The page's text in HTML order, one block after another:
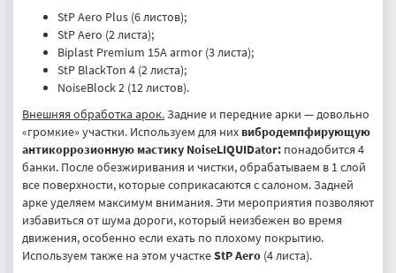
StP Aero Plus (6 листов);
StP Aero (2 листа);
Biplast Premium 15A armor (3 листа);
StP BlackTon 4 (2 листа);
NoiseBlock 2 (12 листов).
Внешняя обработка арок.Задние и передние арки — довольно
«громкие» участки. Используем для них вибродемпфирующую
антикоррозионную мастику NoiseLIQUIDator: понадобится 4
банки. После обезжиривания и чистки, обрабатываем в 1 слой
все поверхности, которые соприкасаются с салоном. Задней
арке уделяем максимум внимания. Эти мероприятия позволяют
избавиться от шума дороги, который неизбежен во время
движения, особенно если ехать по плохому покрытию.
Используем также на этом участкеStP Aero (4 листа).